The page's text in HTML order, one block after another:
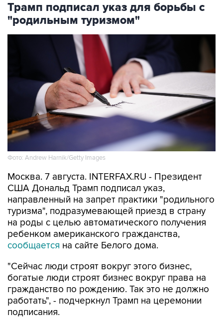
Трамп подписал указ для борьбы с
"родильным туризмом"
Фото: Andrew Harnik/Getty Images
Москва. 7 августа. INTERFAX.RU - Президент
США Дональд Трамп подписал указ,
направленный на запрет практики "родильного
туризма", подразумевающей приезд в страну
на роды с целью автоматического получения
ребенком американского гражданства,
сообщается на сайте Белого дома.
"Сейчас люди строят вокруг этого бизнес,
богатые люди строят бизнес вокруг права на
гражданство по рождению. Так это не должно
работать", - подчеркнул Трамп на церемонии
подписания.